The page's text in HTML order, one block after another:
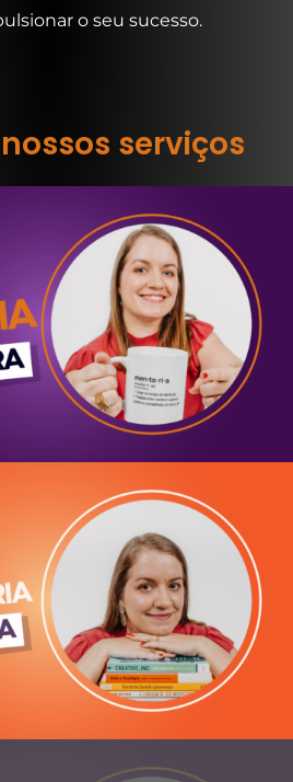
o seu sucesso.
serviços